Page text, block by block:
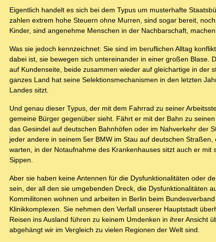
Eigentlich handelt es sich bei dem Typus um musterhafte
zahlen extrem hohe Steuern ohne Murren, sind sogar bereit,
Kinder, sind angenehme Menschen in der Nachbarschaft,
Was sie jedoch kennzeichnet: Sie sind im beruflichen Alltag
dabei ist, sie bewegen sich untereinander in einer großen Blase.
auf Kundenseite, beide zusammen wieder auf gleichartige in der
ganzes Land hat seine Selektionsmechanismen in den letzten
Landes sitzt.
Und genau dieser Typus, der mit dem Fahrrad zu seiner
gemeine Bürger gegenüber sieht. Fährt er mit der Bahn zu
das Gesindel auf deutschen Bahnhöfen oder im Nahverkehr der
jeder andere in seinem 5er BMW im Stau auf deutschen
warten, in der Notaufnahme des Krankenhauses sitzt auch er
Sippen.
Aber sie haben keine Antennen für die Dysfunktionalitäten oder
sein, der all den sie umgebenden Dreck, die Dysfunktionalitäten
Kommilitonen wohnen und arbeiten in Berlin beim
Klinikkomplexen. Sie nehmen den Verfall unserer Hauptstadt
Reisen ins Ausland führen zu keinem Umdenken in ihrer Ansicht
abgehängt wir im Vergleich zu vielen Regionen der Welt sind.